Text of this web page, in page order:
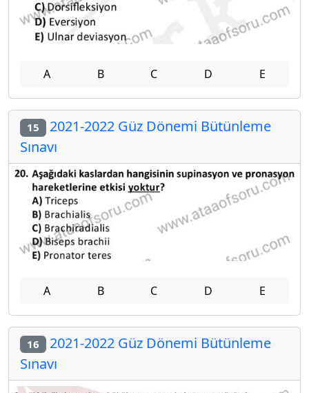
A B C D E
15 2021-2022 Güz Dönemi Bütünleme
Sınavı
A B C D E
16 2021-2022 Güz Dönemi Bütünleme
Sınavı